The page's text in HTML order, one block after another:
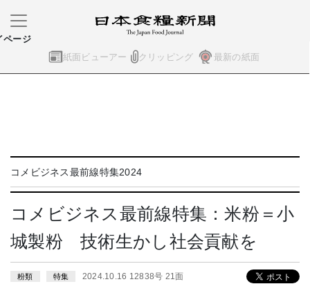
紙面ビューアー クリッピング 最新の紙面
ページ
コメビジネス最前線特集2024
コメビジネス最前線特集：米粉＝小
城製粉 技術生かし社会貢献を
粉類 特集 2024.10.16 12838号 21面